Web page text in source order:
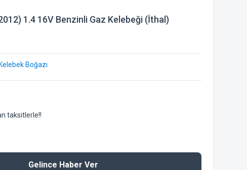
1.4 16V Benzinli Gaz Kelebeği (İthal)
Boğazı
taksitlerle!!
Gelince Haber Ver